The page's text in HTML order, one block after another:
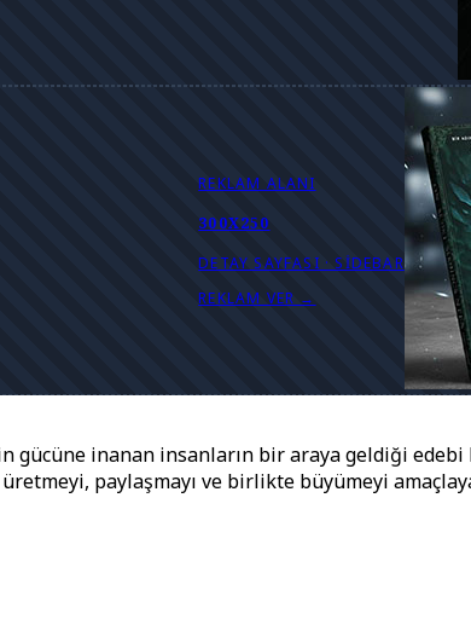
REKLAM ALANI
300X250
DETAY SAYFASI · SIDEBAR
REKLAM VER →
gücüne inanan insanların bir araya geldiği
paylaşmayı ve birlikte büyümeyi